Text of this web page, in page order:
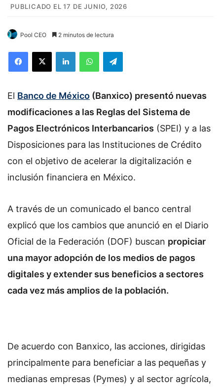
PUBLICADO EL 17 DE JUNIO, 2026
Pool CEO 2 minutos de lectura
El Banco de México (Banxico) presentó nuevas
modificaciones a las Reglas del Sistema de
Pagos Electrónicos Interbancarios (SPEI) y a las
Disposiciones para las Instituciones de Crédito
con el objetivo de acelerar la digitalización e
inclusión financiera en México.
A través de un comunicado el banco central
explicó que los cambios que anunció en el Diario
Oficial de la Federación (DOF) buscan propiciar
una mayor adopción de los medios de pagos
digitales y extender sus beneficios a sectores
cada vez más amplios de la población.
De acuerdo con Banxico, las acciones, dirigidas
principalmente para beneficiar a las pequeñas y
medianas empresas (Pymes) y al sector agrícola,